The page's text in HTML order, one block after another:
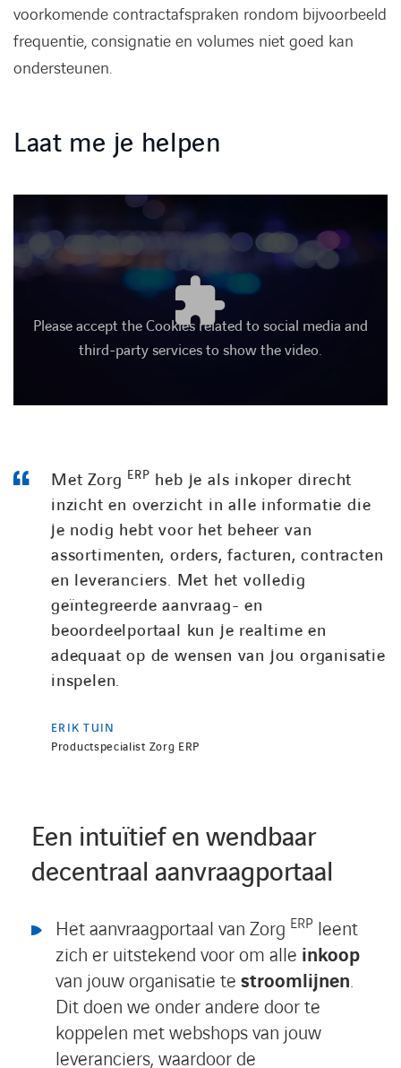
voorkomende contractafspraken rondom bijvoorbeeld
frequentie, consignatie en volumes niet goed kan
ondersteunen.
Laat me je helpen
Please accept the Cookies related to social media and
third-party services to show the video.
Met Zorg ERP heb je als inkoper direcht
inzicht en overzicht in alle informatie die
je nodig hebt voor het beheer van
assortimenten, orders, facturen, contracten
en leveranciers. Met het volledig
geïntegreerde aanvraag- en
beoordeelportaal kun je realtime en
adequaat op de wensen van jou organisatie
inspelen.
ERIK TUIN
Productspecialist Zorg ERP
Een intuïtief en wendbaar
decentraal aanvraagportaal
Het aanvraagportaal van Zorg ERP leent
zich er uitstekend voor om alle inkoop
van jouw organisatie te stroomlijnen.
Dit doen we onder andere door te
koppelen met webshops van jouw
leveranciers, waardoor de